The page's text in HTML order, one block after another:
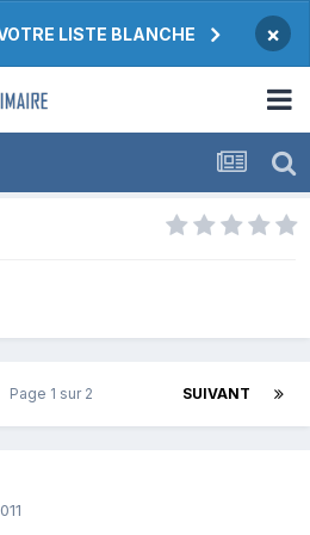
LISTE BLANCHE ×
SUIVANT
Page 1 sur 2